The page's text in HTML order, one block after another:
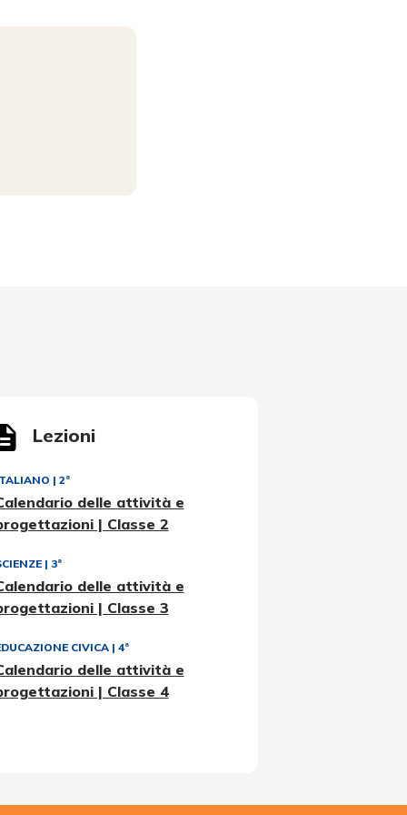
Lezioni
| 2ª
delle attività e
| Classe 2
| 3ª
delle attività e
| Classe 3
CIVICA| 4ª
delle attività e
| Classe 4